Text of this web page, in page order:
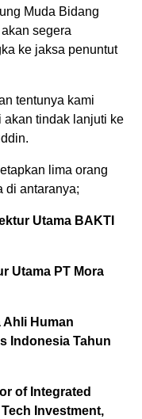
Muda Bidang
segera
ke jaksa penuntut
tentunya kami
akan tindak lanjuti ke
lima orang
di antaranya;
Utama BAKTI
Utama PT Mora
Ahli Human
Indonesia Tahun
of Integrated
Investment,